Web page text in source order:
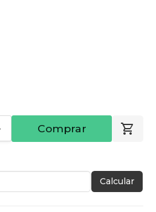
Comprar
Calcular